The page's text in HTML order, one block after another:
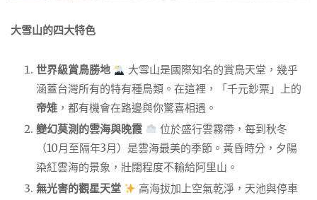
大雪山的四大特色
世界級賞鳥勝地
大雪山是國際知名的賞鳥天堂，幾乎
涵蓋台灣所有的特有種鳥類。在這裡，「千元鈔票」上的
帝雉 ，都有機會在路邊與你驚喜相遇。
變幻莫測的雲海與晚霞
位於盛行雲霧帶，每到秋冬
（10月至隔年3月）是雲海最美的季節。黃昏時分，夕陽
染紅雲海的景象，壯闊程度不輸給阿里山。
無光害的觀星天堂
高海拔加上空氣乾淨，天池與停車